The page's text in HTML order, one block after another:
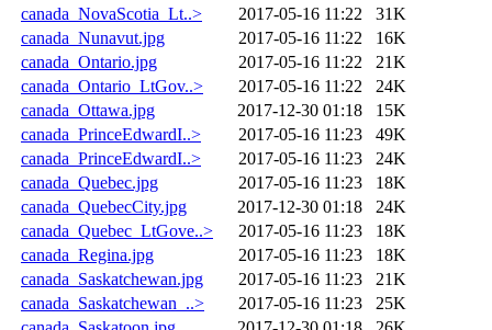
canada_NovaScotia_Lt..>
2017-05-16 11:22
31K
canada_Nunavut.jpg
2017-05-16 11:22
16K
canada_Ontario.jpg
2017-05-16 11:22
21K
canada_Ontario_LtGov..>
2017-05-16 11:22
24K
canada_Ottawa.jpg
2017-12-30 01:18
15K
canada_PrinceEdwardI..>
2017-05-16 11:23
49K
canada_PrinceEdwardI..>
2017-05-16 11:23
24K
canada_Quebec.jpg
2017-05-16 11:23
18K
canada_QuebecCity.jpg
2017-12-30 01:18
24K
canada_Quebec_LtGove..>
2017-05-16 11:23
18K
canada_Regina.jpg
2017-05-16 11:23
18K
canada_Saskatchewan.jpg
2017-05-16 11:23
21K
canada_Saskatchewan_..>
2017-05-16 11:23
25K